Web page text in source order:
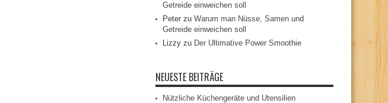
Getreide einweichen soll
Peter zu Warum man Nüsse, Samen und
Getreide einweichen soll
Lizzy zu Der Ultimative Power Smoothie
NEUESTE BEITRÄGE
Nützliche Küchengeräte und Utensilien